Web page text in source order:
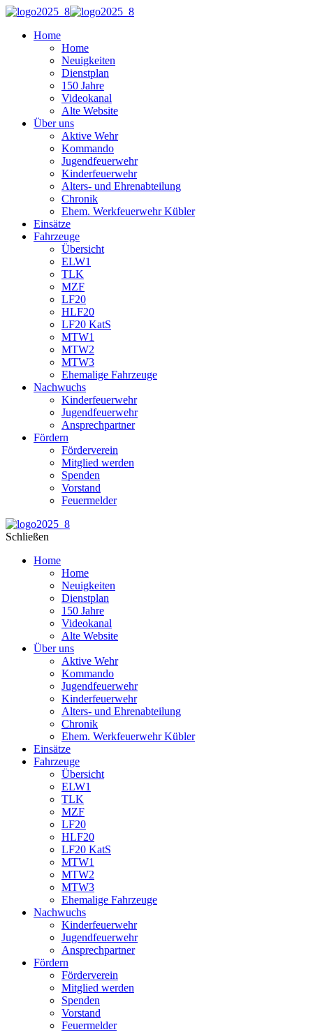
Home
Home
Neuigkeiten
Dienstplan
150 Jahre
Videokanal
Alte Website
Über uns
Aktive Wehr
Kommando
Jugendfeuerwehr
Kinderfeuerwehr
Alters- und Ehrenabteilung
Chronik
Ehem. Werkfeuerwehr Kübler
Einsätze
Fahrzeuge
Übersicht
ELW1
TLK
MZF
LF20
HLF20
LF20 KatS
MTW1
MTW2
MTW3
Ehemalige Fahrzeuge
Nachwuchs
Kinderfeuerwehr
Jugendfeuerwehr
Ansprechpartner
Fördern
Förderverein
Mitglied werden
Spenden
Vorstand
Feuermelder
Schließen
Home
Home
Neuigkeiten
Dienstplan
150 Jahre
Videokanal
Alte Website
Über uns
Aktive Wehr
Kommando
Jugendfeuerwehr
Kinderfeuerwehr
Alters- und Ehrenabteilung
Chronik
Ehem. Werkfeuerwehr Kübler
Einsätze
Fahrzeuge
Übersicht
ELW1
TLK
MZF
LF20
HLF20
LF20 KatS
MTW1
MTW2
MTW3
Ehemalige Fahrzeuge
Nachwuchs
Kinderfeuerwehr
Jugendfeuerwehr
Ansprechpartner
Fördern
Förderverein
Mitglied werden
Spenden
Vorstand
Feuermelder